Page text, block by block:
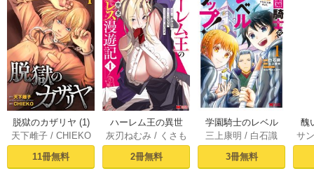
脱獄のカザリヤ (1)
天下雌子/ CHIEKO
11冊無料
ハーレム王の異世
界プレス漫遊記 ～
最強無双のおじさ
んはあらゆる種族
灰刃ねむみ / くさも
ち
2冊無料
学園騎士のレベル
アップ！レベル100
0超えの転生者、落
ちこぼれクラスに
三上康明 / 白石識
3冊無料
醜
同
サ